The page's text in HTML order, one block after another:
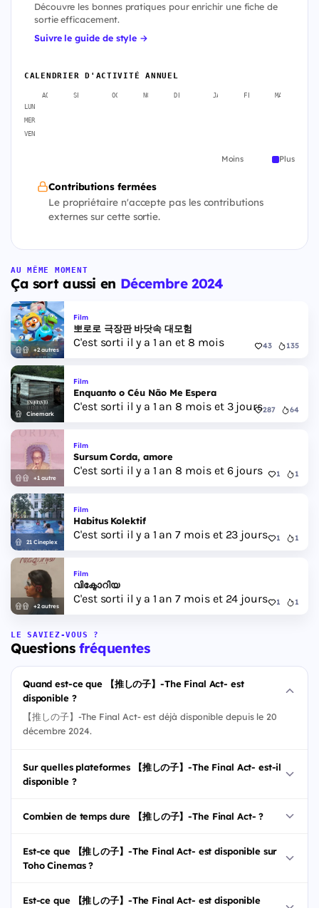
Découvre les bonnes pratiques pour enrichir une fiche de
sortie efficacement.
Suivre le guide de style →
CALENDRIER D'ACTIVITÉ ANNUEL
AOÛT SEPT. OCT. NOV. DÉC. JANV. FÉVR. MARS
LUN
MER
VEN
Moins Plus
Contributions fermées
Le propriétaire n'accepte pas les contributions
externes sur cette sortie.
AU MÊME MOMENT
Ça sort aussi en Décembre 2024
+2 autres
Film
뽀로로 극장판 바닷속 대모험
C'est sorti il y a 1 an et 8 mois 43 135
Cinemark
Film
Enquanto o Céu Não Me Espera
C'est sorti il y a 1 an 8 mois et 3 jours287 64
+1 autre
Film
Sursum Corda, amore
C'est sorti il y a 1 an 8 mois et 6 jours 1 1
21 Cineplex
Film
Habitus Kolektif
C'est sorti il y a 1 an 7 mois et 23 jours 1 1
+2 autres
Film
വിക്ടോറിയ
C'est sorti il y a 1 an 7 mois et 24 jours 1 1
LE SAVIEZ-VOUS ?
Questionsfréquentes
Quand est-ce que 【推しの子】-The Final Act- est
disponible ?
【推しの子】-The Final Act- est déjà disponible depuis le 20
décembre 2024.
Sur quelles plateformes 【推しの子】-The Final Act- est-il
disponible ?
Combien de temps dure 【推しの子】-The Final Act- ?
Est-ce que 【推しの子】-The Final Act- est disponible sur
Toho Cinemas ?
Est-ce que 【推しの子】-The Final Act- est disponible